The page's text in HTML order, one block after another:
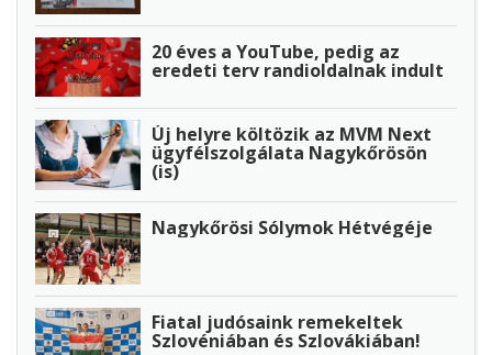
20 éves a YouTube, pedig az
eredeti terv randioldalnak indult
Új helyre költözik az MVM Next
ügyfélszolgálata Nagykőrösön
(is)
Nagykőrösi Sólymok Hétvégéje
Fiatal judósaink remekeltek
Szlovéniában és Szlovákiában!